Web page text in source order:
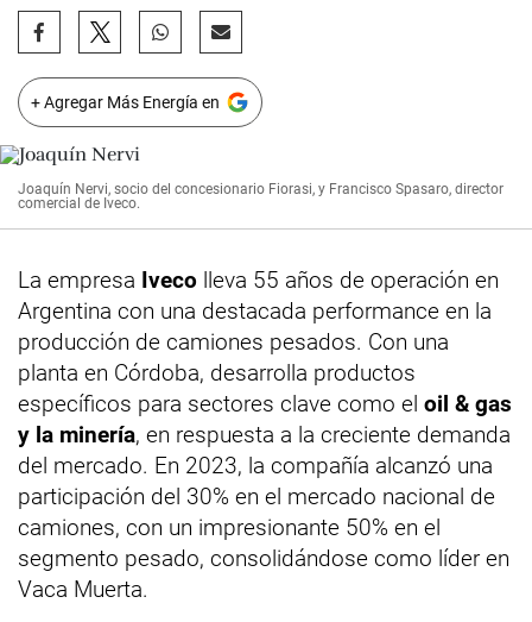
+ Agregar Más Energía en
Joaquín Nervi, socio del concesionario Fiorasi, y Francisco Spasaro, director
comercial de Iveco.
La empresa Iveco lleva 55 años de operación en
Argentina con una destacada performance en la
producción de camiones pesados. Con una
planta en Córdoba, desarrolla productos
específicos para sectores clave como el oil & gas
y la minería, en respuesta a la creciente demanda
del mercado. En 2023, la compañía alcanzó una
participación del 30% en el mercado nacional de
camiones, con un impresionante 50% en el
segmento pesado, consolidándose como líder en
Vaca Muerta.